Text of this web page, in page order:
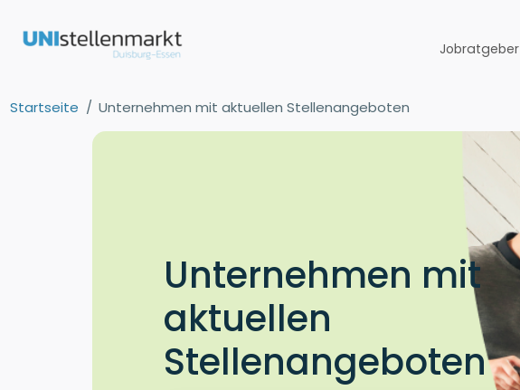
Jobratgeber
Startseite Unternehmen mit aktuellen Stellenangeboten
Unternehmen mit
aktuellen
Stellenangeboten